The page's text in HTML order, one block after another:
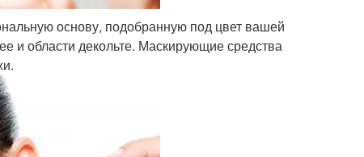
основу, подобранную под цвет вашей
и области декольте. Маскирующие средства